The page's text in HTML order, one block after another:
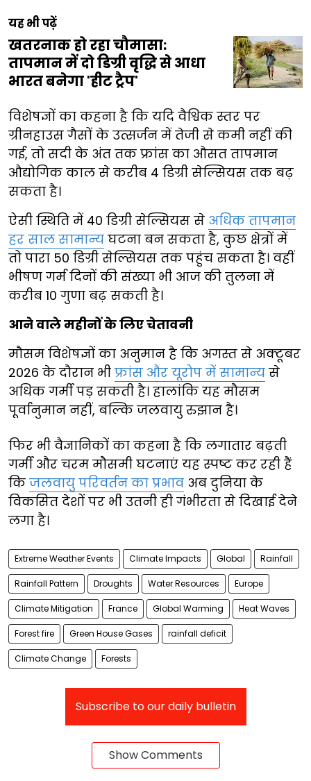
यह भी पढ़ें
खतरनाक हो रहा चौमासा:
तापमान में दो डिग्री वृद्धि से आधा
भारत बनेगा 'हीट ट्रैप'
विशेषज्ञों का कहना है कि यदि वैश्विक स्तर पर
ग्रीनहाउस गैसों के उत्सर्जन में तेजी से कमी नहीं की
गई, तो सदी के अंत तक फ्रांस का औसत तापमान
औद्योगिक काल से करीब 4 डिग्री सेल्सियस तक बढ़
सकता है।
ऐसी स्थिति में 40 डिग्री सेल्सियस से अधिक तापमान
हर साल सामान्य घटना बन सकता है, कुछ क्षेत्रों में
तो पारा 50 डिग्री सेल्सियस तक पहुंच सकता है। वहीं
भीषण गर्म दिनों की संख्या भी आज की तुलना में
करीब 10 गुणा बढ़ सकती है।
आने वाले महीनों के लिए चेतावनी
मौसम विशेषज्ञों का अनुमान है कि अगस्त से अक्टूबर
2026 के दौरान भी फ्रांस और यूरोप में सामान्य से
अधिक गर्मी पड़ सकती है। हालांकि यह मौसम
पूर्वानुमान नहीं, बल्कि जलवायु रुझान है।
फिर भी वैज्ञानिकों का कहना है कि लगातार बढ़ती
गर्मी और चरम मौसमी घटनाएं यह स्पष्ट कर रही हैं
कि जलवायु परिवर्तन का प्रभाव अब दुनिया के
विकसित देशों पर भी उतनी ही गंभीरता से दिखाई देने
लगा है।
Extreme Weather Events Climate Impacts Global Rainfall
Rainfall Pattern Droughts Water Resources Europe
Climate Mitigation France Global Warming Heat Waves
Forest fire Green House Gases rainfall deficit
Climate Change Forests
Subscribe to our daily bulletin
Show Comments